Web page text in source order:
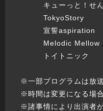
キューっと！せん
TokyoStory
宣誓aspiration
Melodic Mellow
トイトニック
※一部プログラムは放
※時間は変更になる場
※諸事情により出演者